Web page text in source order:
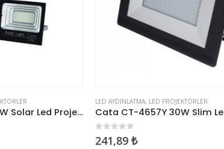
Cata CT-4648 100W Solar Led Projektör
LED AYDINLATMA,LED PROJEKTÖRLER
5 üzerinden
241,89₺